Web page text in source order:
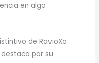
en algo
de RavioXo
destaca por su